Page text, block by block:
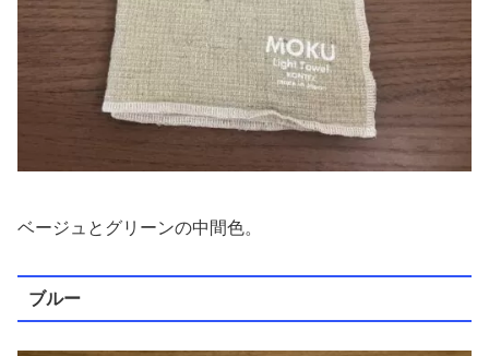
ベージュとグリーンの中間色。
ブルー